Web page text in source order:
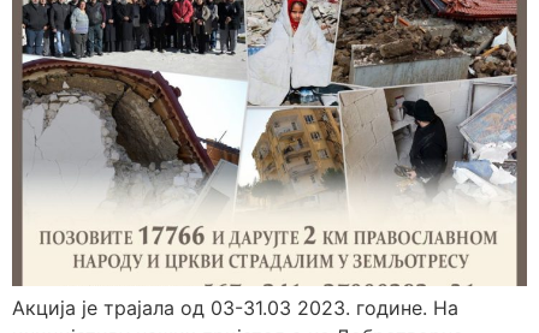
Акција је трајала од 03-31.03 2023. године. На